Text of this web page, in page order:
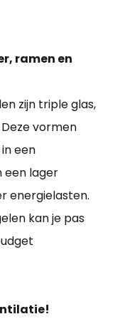
ramen en
zijn triple glas,
vormen
een
een lager
energielasten.
kan je pas